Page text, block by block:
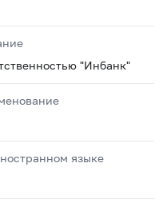
"Инбанк"
языке